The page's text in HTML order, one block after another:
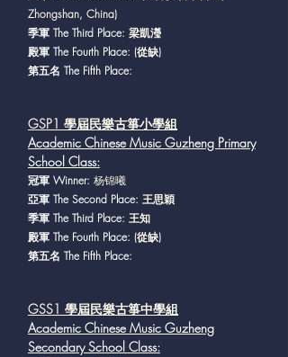
Zhongshan, China)
季軍 The Third Place: 梁凱瀅
殿軍 The Fourth Place: (從缺)
第五名 The Fifth Place:
GSP1 學屆民樂古箏小學組
Academic Chinese Music Guzheng Primary
School Class:
冠軍 Winner: 杨锦曦
亞軍 The Second Place: 王思穎
季軍 The Third Place: 王知
殿軍 The Fourth Place: (從缺)
第五名 The Fifth Place:
GSS1 學屆民樂古箏中學組
Academic Chinese Music Guzheng
Secondary School Class: